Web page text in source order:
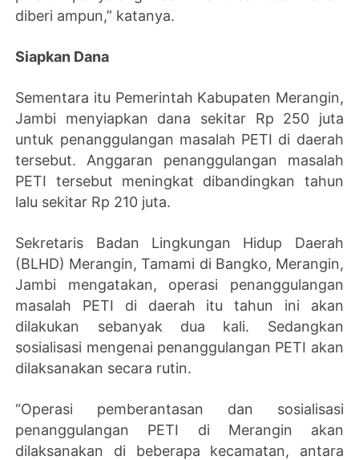
diberi ampun,” katanya.
Siapkan Dana
Sementara itu Pemerintah Kabupaten Merangin,
Jambi menyiapkan dana sekitar Rp 250 juta
untuk penanggulangan masalah PETI di daerah
tersebut. Anggaran penanggulangan masalah
PETI tersebut meningkat dibandingkan tahun
lalu sekitar Rp 210 juta.
Sekretaris Badan Lingkungan Hidup Daerah
(BLHD) Merangin, Tamami di Bangko, Merangin,
Jambi mengatakan, operasi penanggulangan
masalah PETI di daerah itu tahun ini akan
dilakukan sebanyak dua kali. Sedangkan
sosialisasi mengenai penanggulangan PETI akan
dilaksanakan secara rutin.
“Operasi pemberantasan dan sosialisasi
penanggulangan PETI di Merangin akan
dilaksanakan di beberapa kecamatan, antara